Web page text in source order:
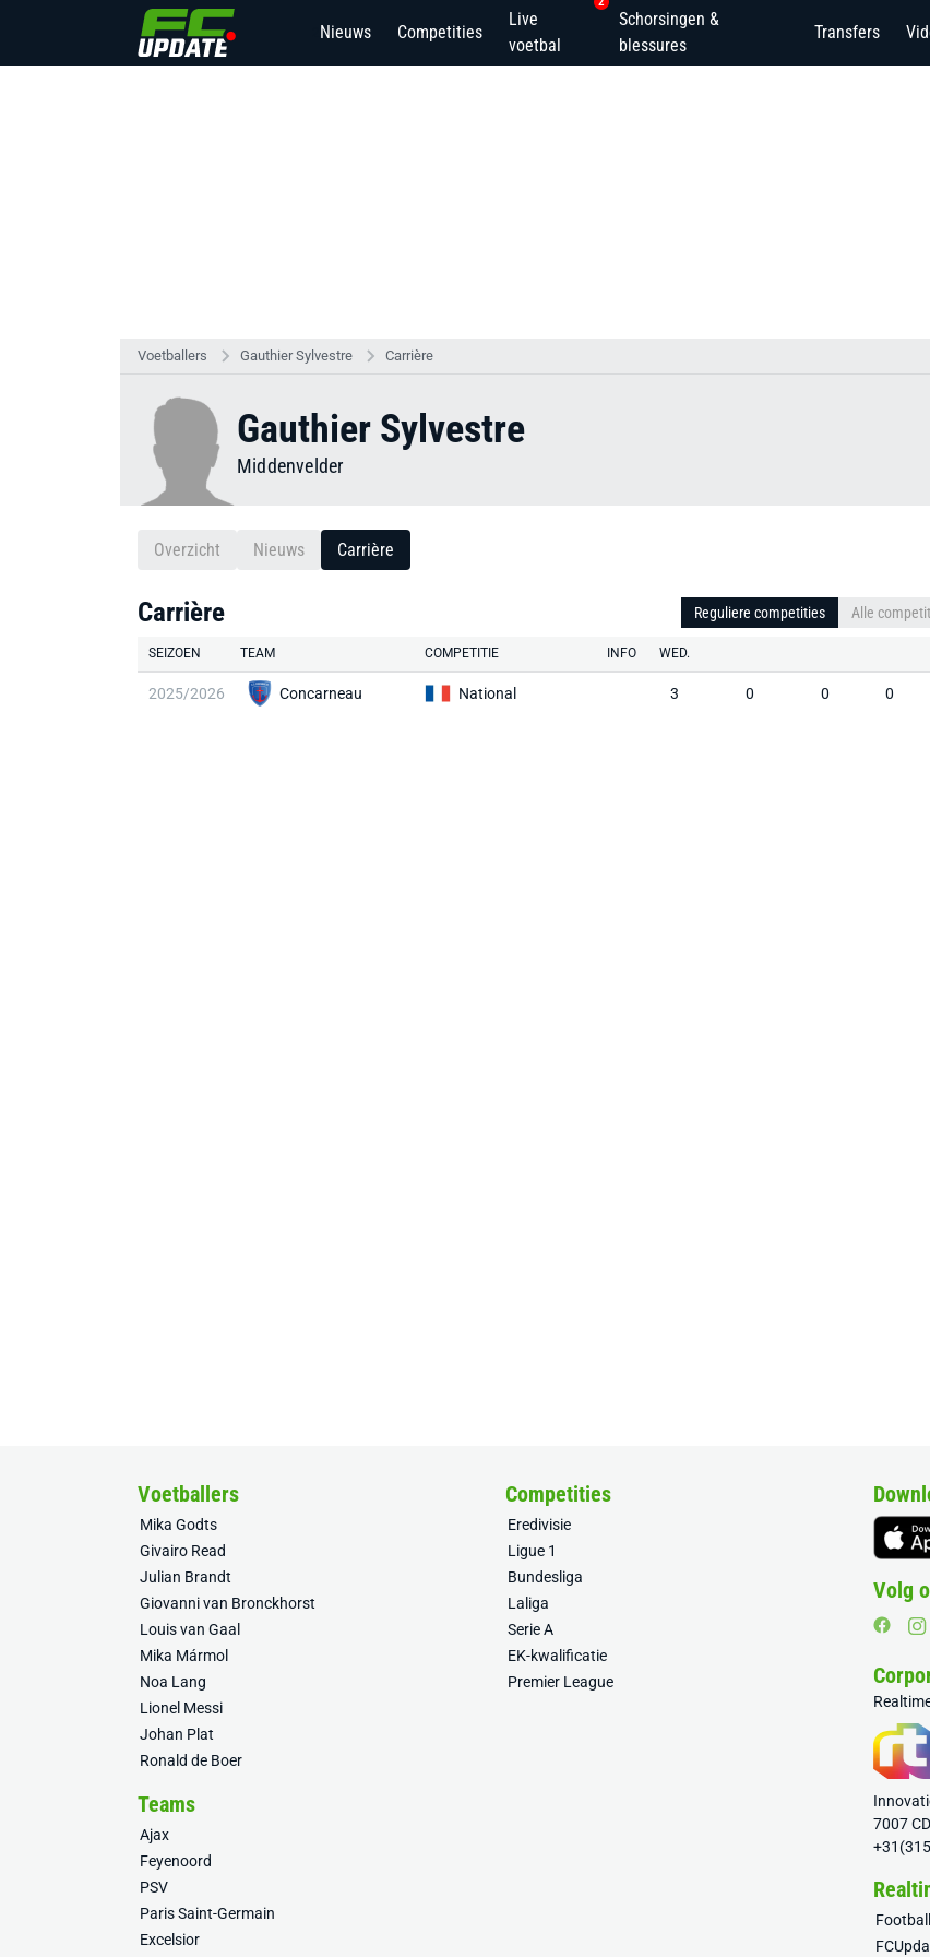
Nieuws Competities
Live
voetbal
Schorsingen &
blessures
Transfers
Voetballers Gauthier Sylvestre Carrière
Gauthier Sylvestre
Middenvelder
Overzicht Nieuws Carrière
Carrière Reguliere competities Alle
SEIZOEN TEAM COMPETITIE INFO WED.
2025/2026 Concarneau National 3 0 0 0
Voetballers
Mika Godts
Givairo Read
Julian Brandt
Giovanni van Bronckhorst
Louis van Gaal
Mika Mármol
Noa Lang
Lionel Messi
Johan Plat
Ronald de Boer
Competities
Eredivisie
Ligue 1
Bundesliga
Laliga
Serie A
EK-kwalificatie
Premier League
Teams
Ajax
Feyenoord
PSV
Paris Saint-Germain
Excelsior
Volg
7007